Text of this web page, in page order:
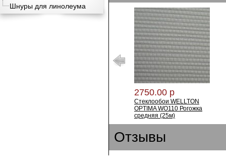
Шнуры для линолеума
2750.00 р
Стеклообои WELLTON
OPTIMA WO110 Рогожка
средняя (25м)
Отзывы